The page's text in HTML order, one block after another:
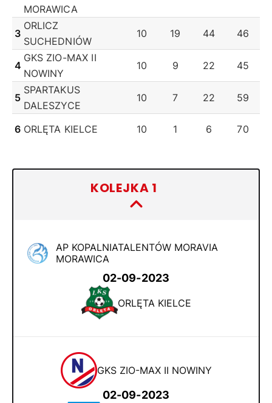
MORAWICA
3
ORLICZ
SUCHEDNIÓW
10 19 44 46
4
GKS ZIO-MAX II
NOWINY
10 9 22 45
5
SPARTAKUS
DALESZYCE
10 7 22 59
6 ORLĘTA KIELCE 10 1 6 70
KOLEJKA 1
AP KOPALNIATALENTÓW MORAVIA
MORAWICA
02-09-2023
ORLĘTA KIELCE
GKS ZIO-MAX II NOWINY
02-09-2023